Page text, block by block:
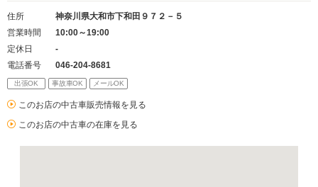
住所
神奈川県大和市下和田９７２－５
営業時間
10:00～19:00
定休日
-
電話番号
046-204-8681
出張OK 事故車OK メールOK
このお店の中古車販売情報を見る
このお店の中古車の在庫を見る